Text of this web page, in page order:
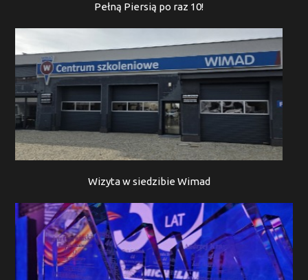
Pełną Piersią po raz 10!
Wizyta w siedzibie Wimad